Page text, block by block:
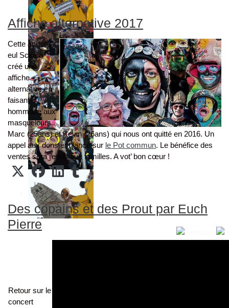
Affiche alternative 2017
Cette année,
eul Scka a
créé une
affiche
alternative en
faisant
hommage aux
masquelours
Marc (25ans) et Kevin (26ans) qui nous ont quitté en 2016. Un
appel aux dons est lancé sur le Pot commun. Le bénéfice des
ventes sera remis aux familles. A vot’ bon cœur !
Des copains et des Prout par Euch
Pierre
Retour sur le
concert